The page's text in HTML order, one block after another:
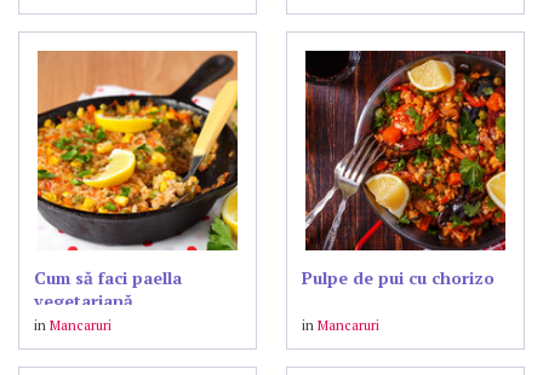
Cum să faci paella
vegetariană
in Mancaruri
Pulpe de pui cu chorizo
in Mancaruri